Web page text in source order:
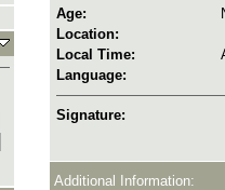
Age:
Location:
Local Time:
Language:
Signature:
Additional Information: